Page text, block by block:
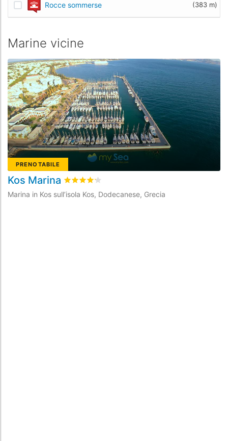
Rocce sommerse (383 m)
Marine vicine
PRENOTABILE
Kos Marina Valutato4.2
Marina in Kos sull’isola Kos, Dodecanese, Grecia